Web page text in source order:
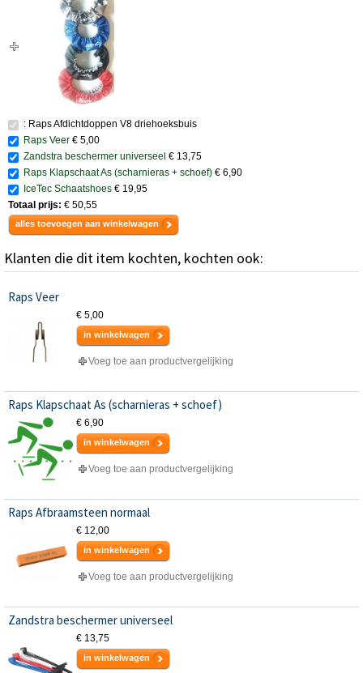
: Raps Afdichtdoppen V8 driehoeksbuis
Raps Veer € 5,00
Zandstra beschermer universeel € 13,75
Raps Klapschaat As (scharnieras + schoef) € 6,90
IceTec Schaatshoes € 19,95
Totaal prijs: € 50,55
alles toevoegen aan winkelwagen
Klanten die dit item kochten, kochten ook:
Raps Veer
€ 5,00
in winkelwagen
Voeg toe aan productvergelijking
Raps Klapschaat As (scharnieras + schoef)
€ 6,90
in winkelwagen
Voeg toe aan productvergelijking
Raps Afbraamsteen normaal
€ 12,00
in winkelwagen
Voeg toe aan productvergelijking
Zandstra beschermer universeel
€ 13,75
in winkelwagen